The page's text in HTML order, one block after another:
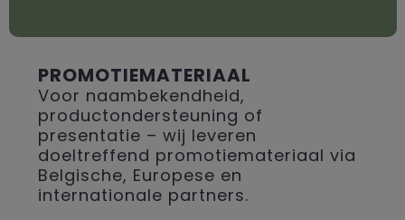
PROMOTIEMATERIAAL
Voor naambekendheid,
productondersteuning of
presentatie – wij leveren
doeltreffend promotiemateriaal via
Belgische, Europese en
internationale partners.